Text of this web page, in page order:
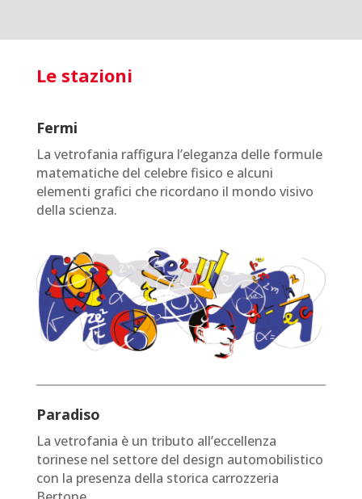
Le stazioni
Fermi
La vetrofania raffigura l’eleganza delle formule
matematiche del celebre fisico e alcuni
elementi grafici che ricordano il mondo visivo
della scienza.
Paradiso
La vetrofania è un tributo all’eccellenza
torinese nel settore del design automobilistico
con la presenza della storica carrozzeria